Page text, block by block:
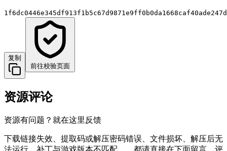
复制
前往校验页面
资源评论
资源有问题？就在这里反馈
下载链接失效、提取码或解压密码错误、文件损坏、解压后无
法运行、补丁与游戏版本不匹配……都请直接在下面留言。评